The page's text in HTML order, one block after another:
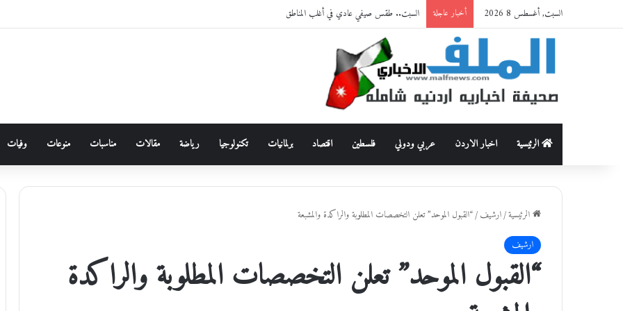
السبت, أغسطس 8 2026 أخبار عاجلة السبت.. طقس صيفي عادي في أغلب المناطق
الرئيسية اخبار الاردن عربي ودولي فلسطين اقتصاد برلمانيات تكنولوجيا رياضة مقالات مناسبات منوعات وفيات
الرئيسية/ارشيف/“القبول الموحد” تعلن التخصصات المطلوبة والراكدة والمشبعة
ارشيف
“القبول الموحد” تعلن التخصصات المطلوبة والراكدة